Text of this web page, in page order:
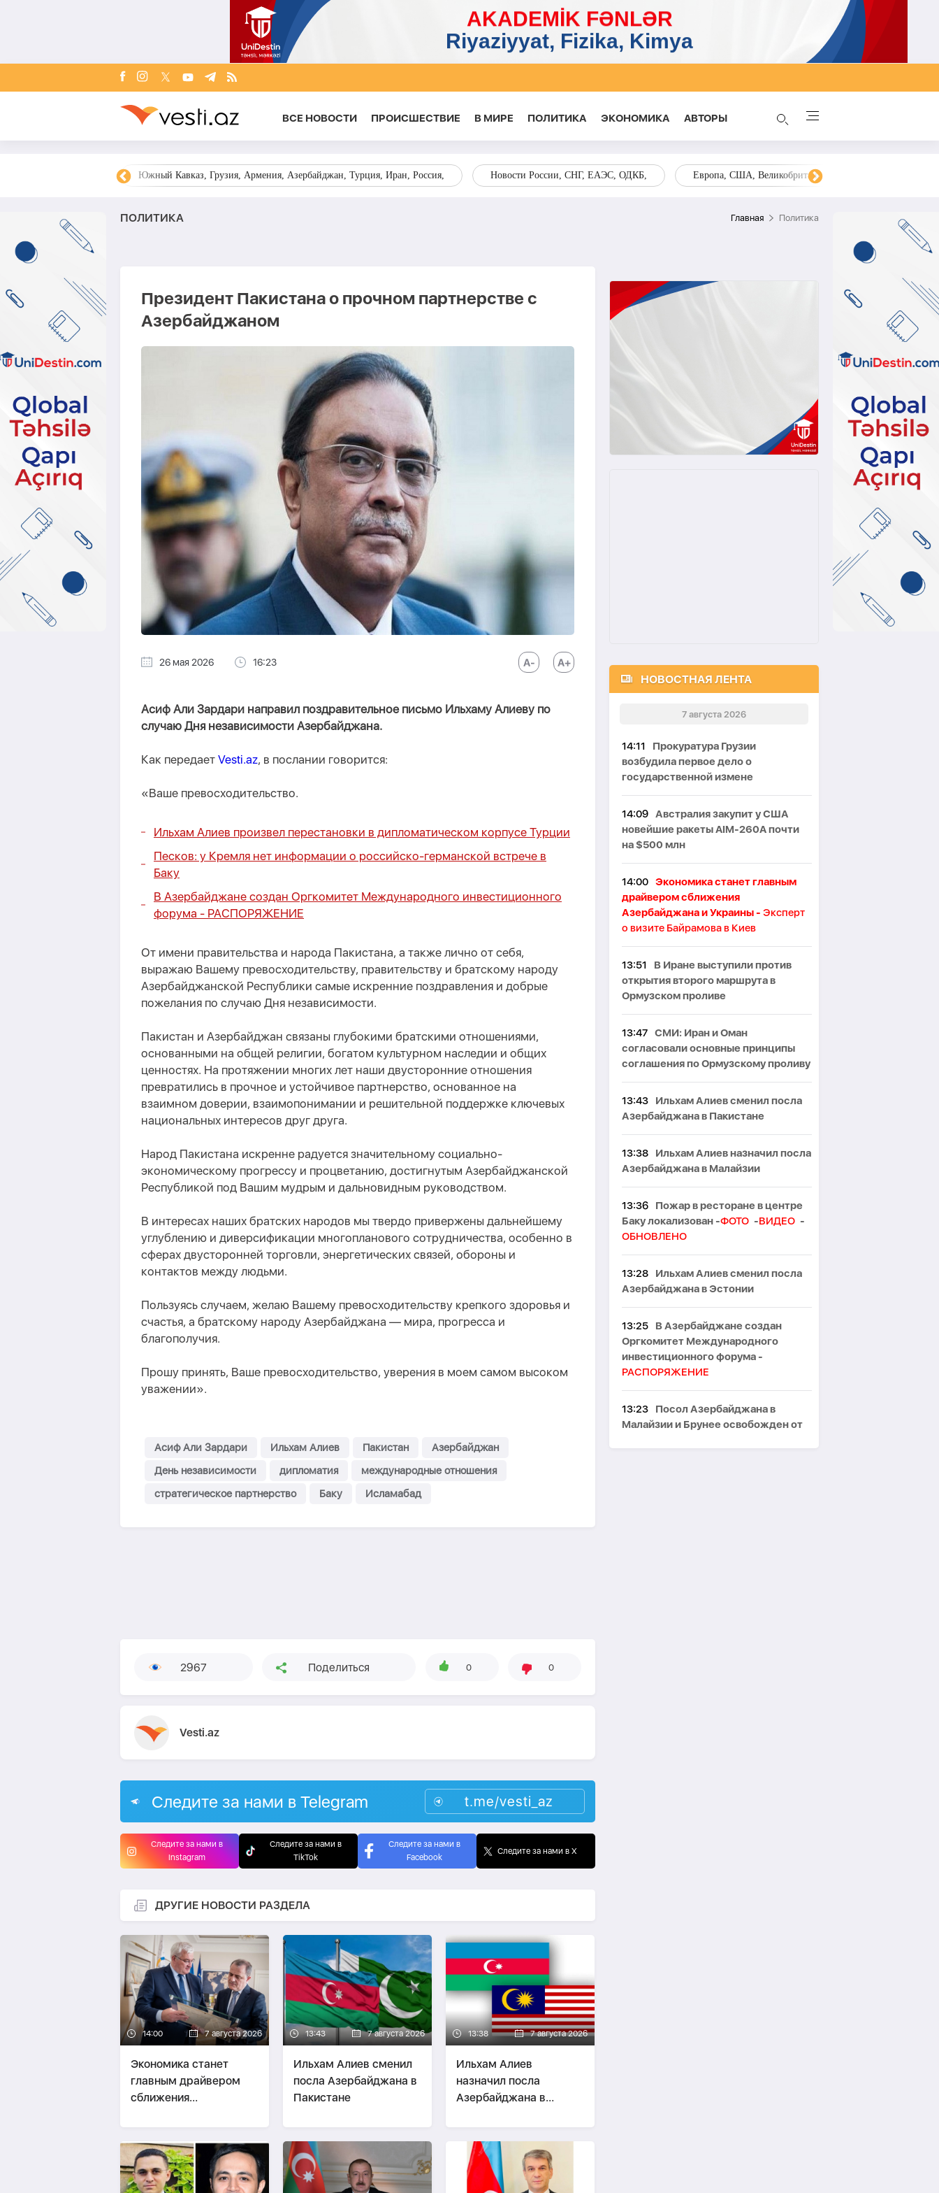
ВСЕ НОВОСТИ ПРОИСШЕСТВИЕ В МИРЕ ПОЛИТИКА ЭКОНОМИКА AВТОРЫ
Южный Кавказ, Грузия, Армения, Азербайджан, Турция, Иран, Россия, Новости России, СНГ, ЕАЭС, ОДКБ, Европа, США, Великобритания, Украина, Запад,
ПОЛИТИКА Главная Политика
Президент Пакистана о прочном партнерстве с
Азербайджаном
26 мая 2026 16:23
Асиф Али Зардари направил поздравительное письмо Ильхаму Алиеву по
случаю Дня независимости Азербайджана.
Как передает Vesti.az, в послании говорится:
«Ваше превосходительство.
Ильхам Алиев произвел перестановки в дипломатическом корпусе Турции
Песков: у Кремля нет информации о российско-германской встрече в
Баку
В Азербайджане создан Оргкомитет Международного инвестиционного
форума - РАСПОРЯЖЕНИЕ
От имени правительства и народа Пакистана, а также лично от себя,
выражаю Вашему превосходительству, правительству и братскому народу
Азербайджанской Республики самые искренние поздравления и добрые
пожелания по случаю Дня независимости.
Пакистан и Азербайджан связаны глубокими братскими отношениями,
основанными на общей религии, богатом культурном наследии и общих
ценностях. На протяжении многих лет наши двусторонние отношения
превратились в прочное и устойчивое партнерство, основанное на
взаимном доверии, взаимопонимании и решительной поддержке ключевых
национальных интересов друг друга.
Народ Пакистана искренне радуется значительному социально-
экономическому прогрессу и процветанию, достигнутым Азербайджанской
Республикой под Вашим мудрым и дальновидным руководством.
В интересах наших братских народов мы твердо привержены дальнейшему
углублению и диверсификации многопланового сотрудничества, особенно в
сферах двусторонней торговли, энергетических связей, обороны и
контактов между людьми.
Пользуясь случаем, желаю Вашему превосходительству крепкого здоровья и
счастья, а братскому народу Азербайджана — мира, прогресса и
благополучия.
Прошу принять, Ваше превосходительство, уверения в моем самом высоком
уважении».
Асиф Али Зардари Ильхам Алиев Пакистан
Азербайджан
День независимости
дипломатия
международные отношения
стратегическое партнерство
Баку Исламабад
2967 Поделиться 0 0
Vesti.az
Следите за нами в Telegram t.me/vesti_az
Следите за нами в
Instagram
Следите за нами в
TikTok
Следите за нами в
Facebook
Следите за нами в X
ДРУГИЕ НОВОСТИ РАЗДЕЛА
14:00 7 августа 2026
Экономика станет
главным драйвером
сближения
Украины -Эксперт о
визите Байрамова в
Киев
13:43 7 августа 2026
Ильхам Алиев сменил
посла Азербайджана в
Пакистане
13:38 7 августа 2026
Ильхам Алиев
назначил посла
Азербайджана в
НОВОСТНАЯ ЛЕНТА
7 августа 2026
14:11
Прокуратура Грузии
возбудила первое дело о
государственной измене
14:09 Австралия закупит у США
новейшие ракеты AIM-260A почти
на $500 млн
14:00 Экономика станет главным
драйвером сближения
Азербайджана и Украины - Эксперт
о визите Байрамова в Киев
13:51
В Иране выступили против
открытия второго маршрута в
Ормузском проливе
13:47 СМИ: Иран и Оман
согласовали основные принципы
соглашения по Ормузскому проливу
13:43
Ильхам Алиев сменил посла
Азербайджана в Пакистане
13:38
Ильхам Алиев назначил посла
Азербайджана в Малайзии
13:36
Пожар в ресторане в центре
Баку локализован -ФОТО -ВИДЕО -
ОБНОВЛЕНО
13:28
Ильхам Алиев сменил посла
Азербайджана в Эстонии
13:25
В Азербайджане создан
Оргкомитет Международного
инвестиционного форума -
РАСПОРЯЖЕНИЕ
13:23
Посол Азербайджана в
Малайзии и Брунее освобожден от